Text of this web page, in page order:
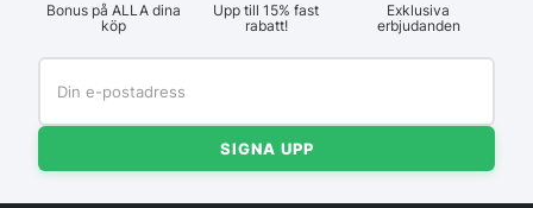
Bonus på ALLA dina
köp
Upp till 15% fast
rabatt!
Exklusiva
erbjudanden
SIGNA UPP